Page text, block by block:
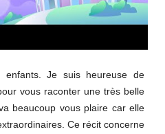
enfants. Je suis heureuse de
vous raconter une très belle
beaucoup vous plaire car elle
Ce récit concerne